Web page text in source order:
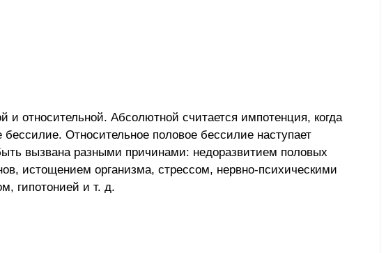
относительной. Абсолютной считается импотенция, когда
Относительное половое бессилие наступает
вызвана разными причинами: недоразвитием половых
истощением организма, стрессом, нервно-психическими
гипотонией и т. д.